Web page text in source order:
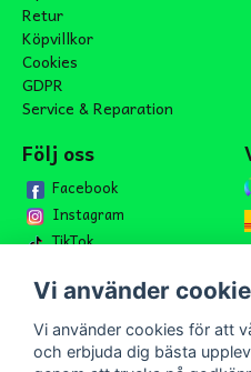
Retur
Köpvillkor
Cookies
GDPR
Service & Reparation
Följ oss
Facebook
Instagram
TikTok
Bli medlem i vårt
Vi använder
Vi använder cookies för att
och erbjuda dig bästa